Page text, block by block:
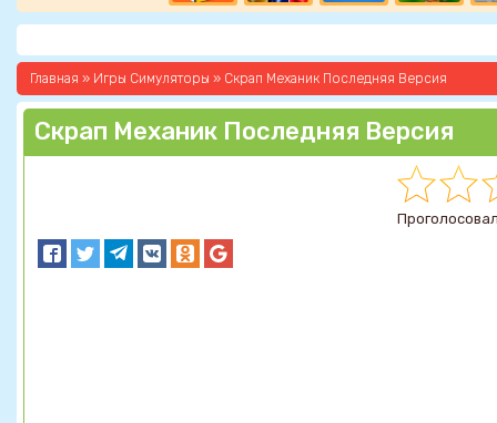
Главная » Игры Симуляторы » Скрап Механик Последняя Версия
Скрап Механик Последняя Версия